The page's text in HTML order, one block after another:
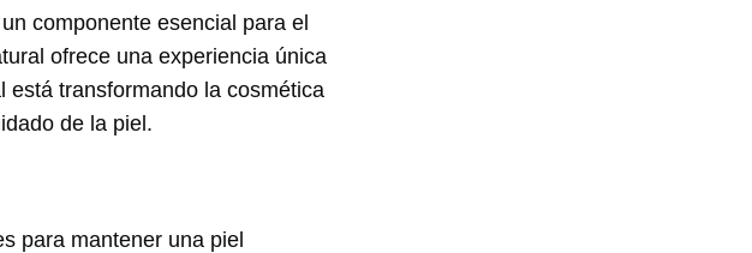
componente esencial para el
ofrece una experiencia única
está transformando la cosmética
de la piel.
para mantener una piel